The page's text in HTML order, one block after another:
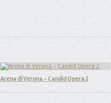
Arena di Verona - Candid Opera 2